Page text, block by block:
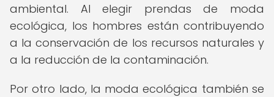
ambiental. Al elegir prendas de moda
ecológica, los hombres están contribuyendo
a la conservación de los recursos naturales y
a la reducción de la contaminación.
Por otro lado, la moda ecológica también se